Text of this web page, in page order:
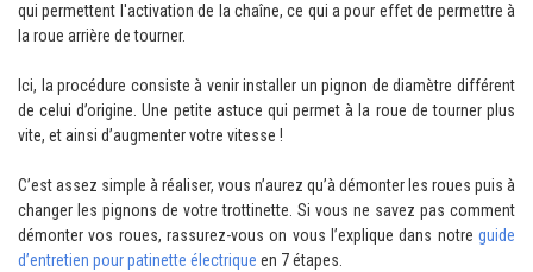
qui permettent l'activation de la chaîne, ce qui a pour effet de permettre à
la roue arrière de tourner.
Ici, la procédure consiste à venir installer un pignon de diamètre différent
de celui d’origine. Une petite astuce qui permet à la roue de tourner plus
vite, et ainsi d’augmenter votre vitesse !
C’est assez simple à réaliser, vous n’aurez qu’à démonter les roues puis à
changer les pignons de votre trottinette. Si vous ne savez pas comment
démonter vos roues, rassurez-vous on vous l’explique dans notre guide
d’entretien pour patinette électrique en 7 étapes.